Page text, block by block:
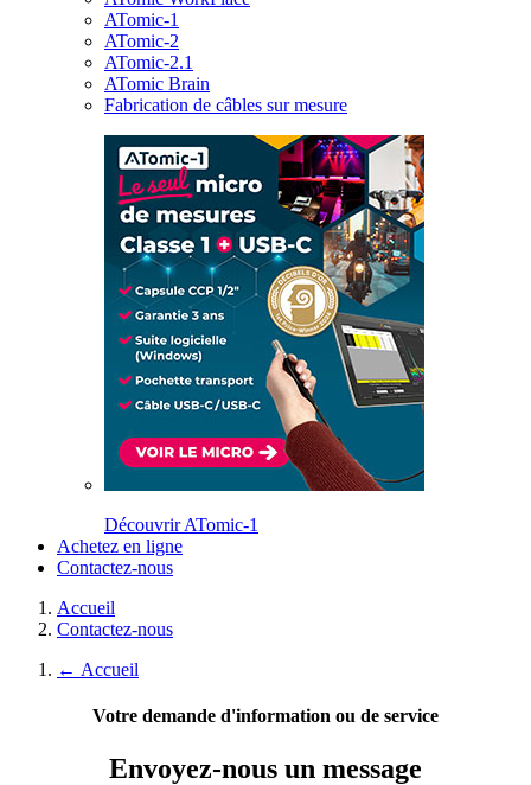
ATomic-1
ATomic-2
ATomic-2.1
ATomic Brain
Fabrication de câbles sur mesure
Découvrir ATomic-1
Achetez en ligne
Contactez-nous
Accueil
Contactez-nous
← Accueil
Votre demande d'information ou de service
Envoyez-nous un message